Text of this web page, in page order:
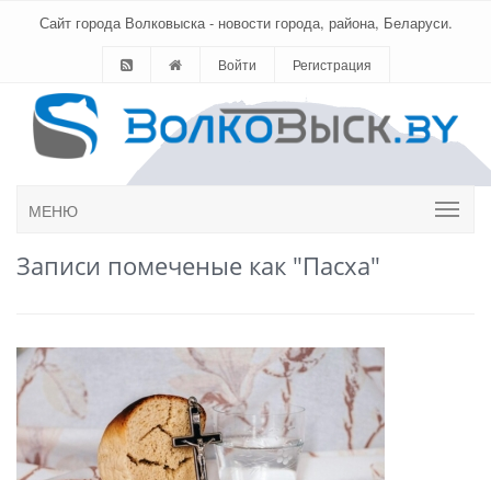
Сайт города Волковыска - новости города, района, Беларуси.
Войти Регистрация
МЕНЮ
Записи помеченые как "Пасха"